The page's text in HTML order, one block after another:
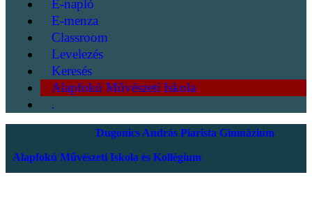
E-napló
E-menza
Classroom
Levelezés
Keresés
Alapfokú Művészeti Iskola
.
Dugonics András Piarista Gimnázium
Alapfokú Művészeti Iskola és Kollégium